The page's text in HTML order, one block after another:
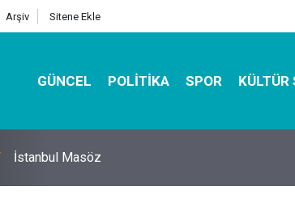
Arşiv Sitene Ekle
GÜNCEL POLITIKA SPOR KÜLTÜR
Kutu Sihirbazı ile Estetik, Dayanıklı ve Çevre